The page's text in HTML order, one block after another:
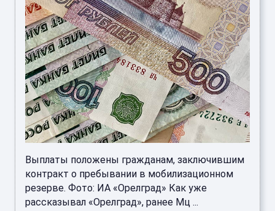
Выплаты положены гражданам, заключившим
контракт о пребывании в мобилизационном
резерве. Фото: ИА «Орелград» Как уже
рассказывал «Орелград», ранее Мц ...